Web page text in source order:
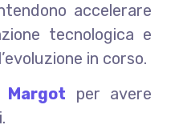
accelerare
tecnologica e
in corso.
Margot
per avere